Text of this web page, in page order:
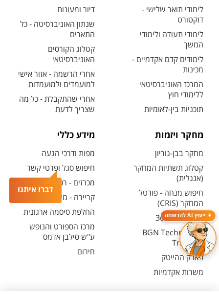
דברו איתנו
ייעוץ AI להרשמה
לימודי תואר שלישי -
דוקטורט
לימודי תעודה ולימודי
המשך
לימודים קדם אקדמיים -
מכינות
המרכז האוניברסיטאי
ללימודי חוץ
תוכניות בין-לאומיות
דיור ומעונות
שנתון האוניברסיטה - כל
התארים
קטלוג הקורסים
האוניברסיטאי
אחרי הרשמה - אזור אישי
למועמדים ולמועמדות
אחרי שהתקבלת - כל מה
שצריך לדעת
מחקר ויזמות
מחקר בבן-גוריון
קטלוג תשתיות המחקר
(אנגלית)
חיפוש מנחה - פורטל
המחקר (CRIS)
מרכז יזמות 360
BGN Technology
Transfer
פארק ההייטק
משרות אקדמיות
מידע כללי
מפות ודרכי הגעה
חיפוש סגל ופרטי קשר
מכרזים - רכש ובינוי
קריירה - משרות פתוחות
החלפת סיסמה ארגונית
מרכז הספורט והנופש
ע"ש סילבן אדמס
חירום